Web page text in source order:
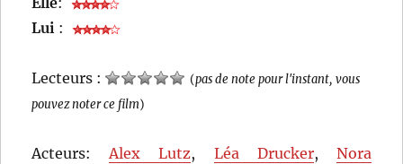
Lui :
Lecteurs : (pas de note pour l'instant, vous
pouvez noter ce film)
Acteurs:Alex Lutz, Léa Drucker, Nora